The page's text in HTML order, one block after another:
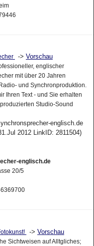
-> Vorschau
englischer
mit über 20 Jahren
und Synchronproduktion.
Ihren Text - und Sie erhalten
Studio-Sound
englisch.de
2012 LinkID: 2811504)
englisch.de
20/5
-> Vorschau
Sichtweisen auf Alltgliches;